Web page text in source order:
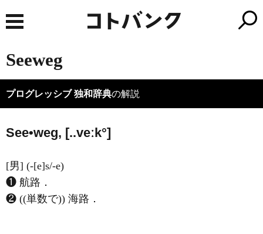
Seeweg
プログレッシブ 独和辞典の解説
See•weg, [..veːk°]
[男] (-[e]s/-e)
❶ 航路．
❷ ((単数で)) 海路．